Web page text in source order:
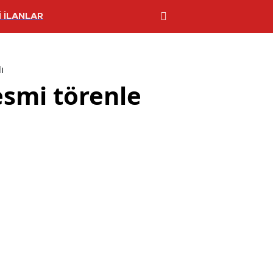
İLANLAR
törenle